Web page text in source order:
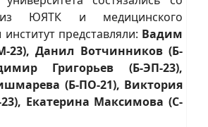
из ЮЯТК и медицинского
представляли: Вадим
23), Данил Вотчинников (Б-
Григорьев (Б-ЭП-23),
(Б-ПО-21), Виктория
Екатерина Максимова (С-